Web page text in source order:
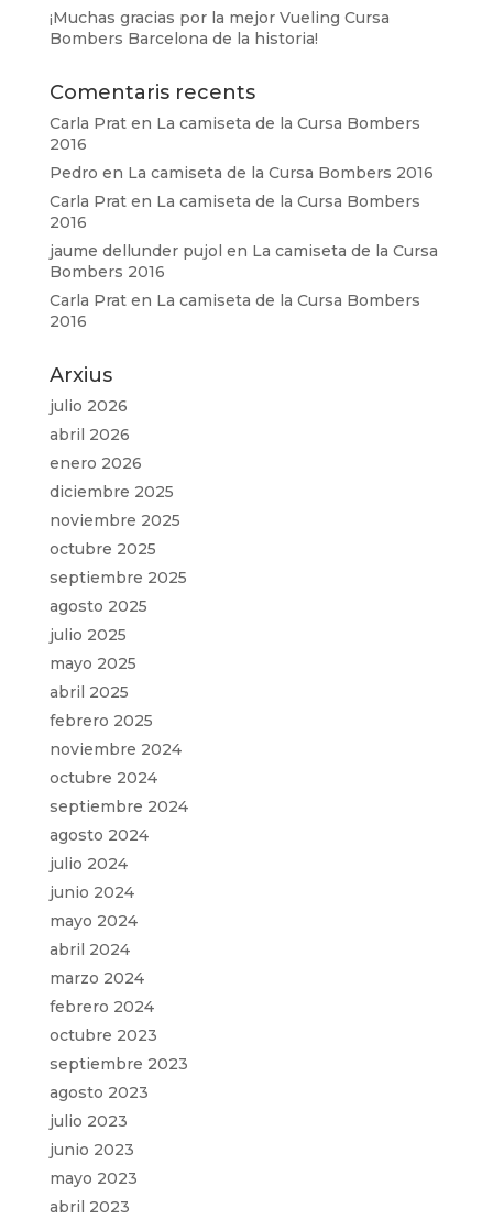
¡Muchas gracias por la mejor Vueling Cursa
Bombers Barcelona de la historia!
Comentaris recents
Carla Praten La camiseta de la Cursa Bombers
2016
Pedro en La camiseta de la Cursa Bombers 2016
Carla Praten La camiseta de la Cursa Bombers
2016
jaume dellunder pujol en La camiseta de la Cursa
Bombers 2016
Carla Praten La camiseta de la Cursa Bombers
2016
Arxius
julio 2026
abril 2026
enero 2026
diciembre 2025
noviembre 2025
octubre 2025
septiembre 2025
agosto 2025
julio 2025
mayo 2025
abril 2025
febrero 2025
noviembre 2024
octubre 2024
septiembre 2024
agosto 2024
julio 2024
junio 2024
mayo 2024
abril 2024
marzo 2024
febrero 2024
octubre 2023
septiembre 2023
agosto 2023
julio 2023
junio 2023
mayo 2023
abril 2023